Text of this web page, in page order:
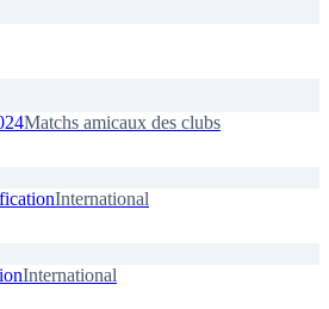
Matchs amicaux des clubs
International
International